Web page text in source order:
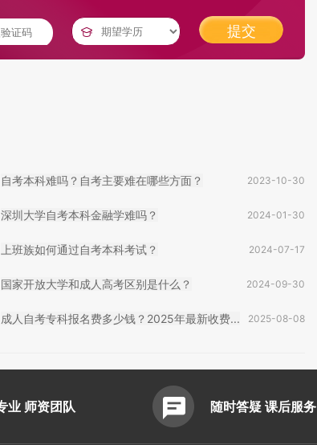
提交
自考本科难吗？自考主要难在哪些方面？ 2023-10-30
深圳大学自考本科金融学难吗？ 2024-01-30
上班族如何通过自考本科考试？ 2024-07-17
国家开放大学和成人高考区别是什么？ 2024-09-30
成人自考专科报名费多少钱？2025年最新收费... 2025-08-08
业 师资团队 随时答疑 课后服务